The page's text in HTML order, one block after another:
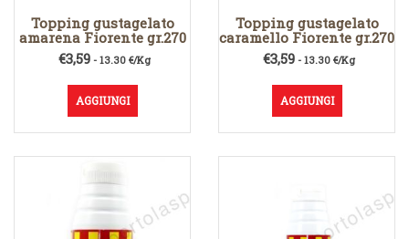
Topping gustagelato
amarena Fiorente gr.270
€3,59 - 13.30 €/Kg
AGGIUNGI
Topping gustagelato
caramello Fiorente gr.270
€3,59 - 13.30 €/Kg
AGGIUNGI